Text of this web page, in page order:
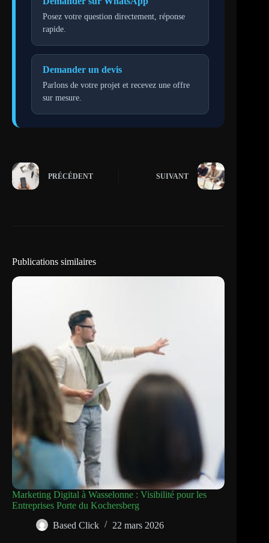
Posez votre question directement, réponse
rapide.
Demander un devis
Parlons de votre projet et recevez une offre
sur mesure.
PRÉCÉDENT SUIVANT
Publications similaires
Marketing Digital à Wasselonne : Visibilité pour les
Entreprises Porte du Kochersberg
Based Click
22 mars 2026